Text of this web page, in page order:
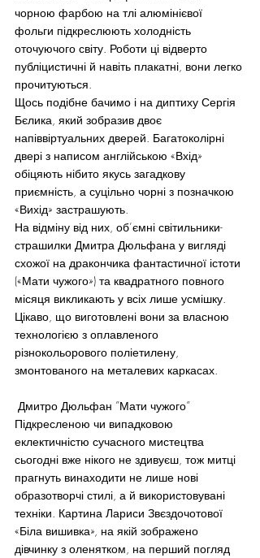
чорною фарбою на тлі алюмінієвої
фольги підкреслюють холодність
оточуючого світу. Роботи ці відверто
публіцистичні й навіть плакатні, вони легко
прочитуються.
Щось подібне бачимо і на диптиху Сергія
Бєлика, який зобразив двоє
напіввіртуальних дверей. Багатоколірні
двері з написом англійською «Вхід»
обіцяють нібито якусь загадкову
приємність, а суцільно чорні з позначкою
«Вихід» застрашують.
На відміну від них, об’ємні світильники-
страшилки Дмитра Дюльфана у вигляді
схожої на дракончика фантастичної істоти
(«Мати чужого») та квадратного повного
місяця викликають у всіх лише усмішку.
Цікаво, що виготовлені вони за власною
технологією з оплавленого
різнокольорового поліетилену,
змонтованого на металевих каркасах.
Дмитро Дюльфан ”Мати чужого”
Підкресленою чи випадковою
еклектичністю сучасного мистецтва
сьогодні вже нікого не здивуєш, тож митці
прагнуть винаходити не лише нові
образотворчі стилі, а й використовувані
техніки. Картина Лариси Звєздочотової
«Біла вишивка», на якій зображено
дівчинку з оленятком, на перший погляд